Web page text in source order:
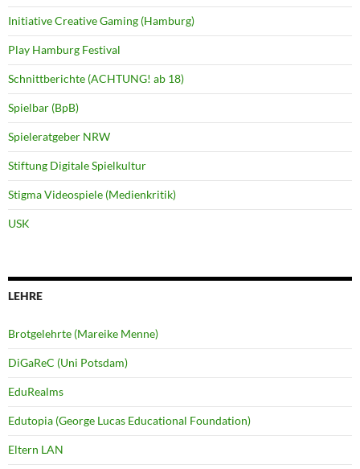
Initiative Creative Gaming (Hamburg)
Play Hamburg Festival
Schnittberichte (ACHTUNG! ab 18)
Spielbar (BpB)
Spieleratgeber NRW
Stiftung Digitale Spielkultur
Stigma Videospiele (Medienkritik)
USK
LEHRE
Brotgelehrte (Mareike Menne)
DiGaReC (Uni Potsdam)
EduRealms
Edutopia (George Lucas Educational Foundation)
Eltern LAN